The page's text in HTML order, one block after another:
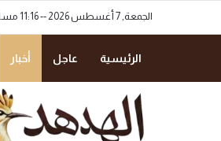
الجمعة, 7 أغسطس 2026 -- 11:16 مساءً
الرئيسية عاجل أخبار